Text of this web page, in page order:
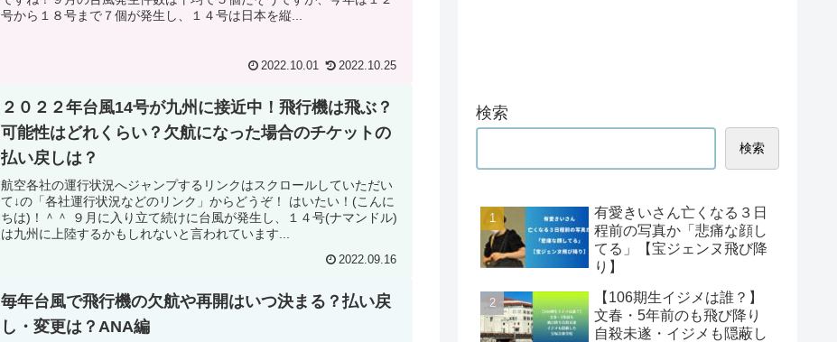
号から１８号まで７個が発生し、１４号は日本を縦...
2022.10.01 2022.10.25
２０２２年台風14号が九州に接近中！飛行機は飛ぶ？
可能性はどれくらい？欠航になった場合のチケットの
払い戻しは？
航空各社の運行状況へジャンプするリンクはスクロールしていただい
て↓の「各社運行状況などのリンク」からどうぞ！ はいたい！(こんに
ちは)！＾＾ ９月に入り立て続けに台風が発生し、１４号(ナマンドル)
は九州に上陸するかもしれないと言われています...
2022.09.16
毎年台風で飛行機の欠航や再開はいつ決まる？払い戻
し・変更は？ANA編
検索
検索
有愛きいさん亡くなる３日
程前の写真か「悲痛な顔し
てる」【宝ジェンヌ飛び降
り】
【106期生イジメは誰？】
文春・5年前のも飛び降り
自殺未遂・イジメも隠蔽し